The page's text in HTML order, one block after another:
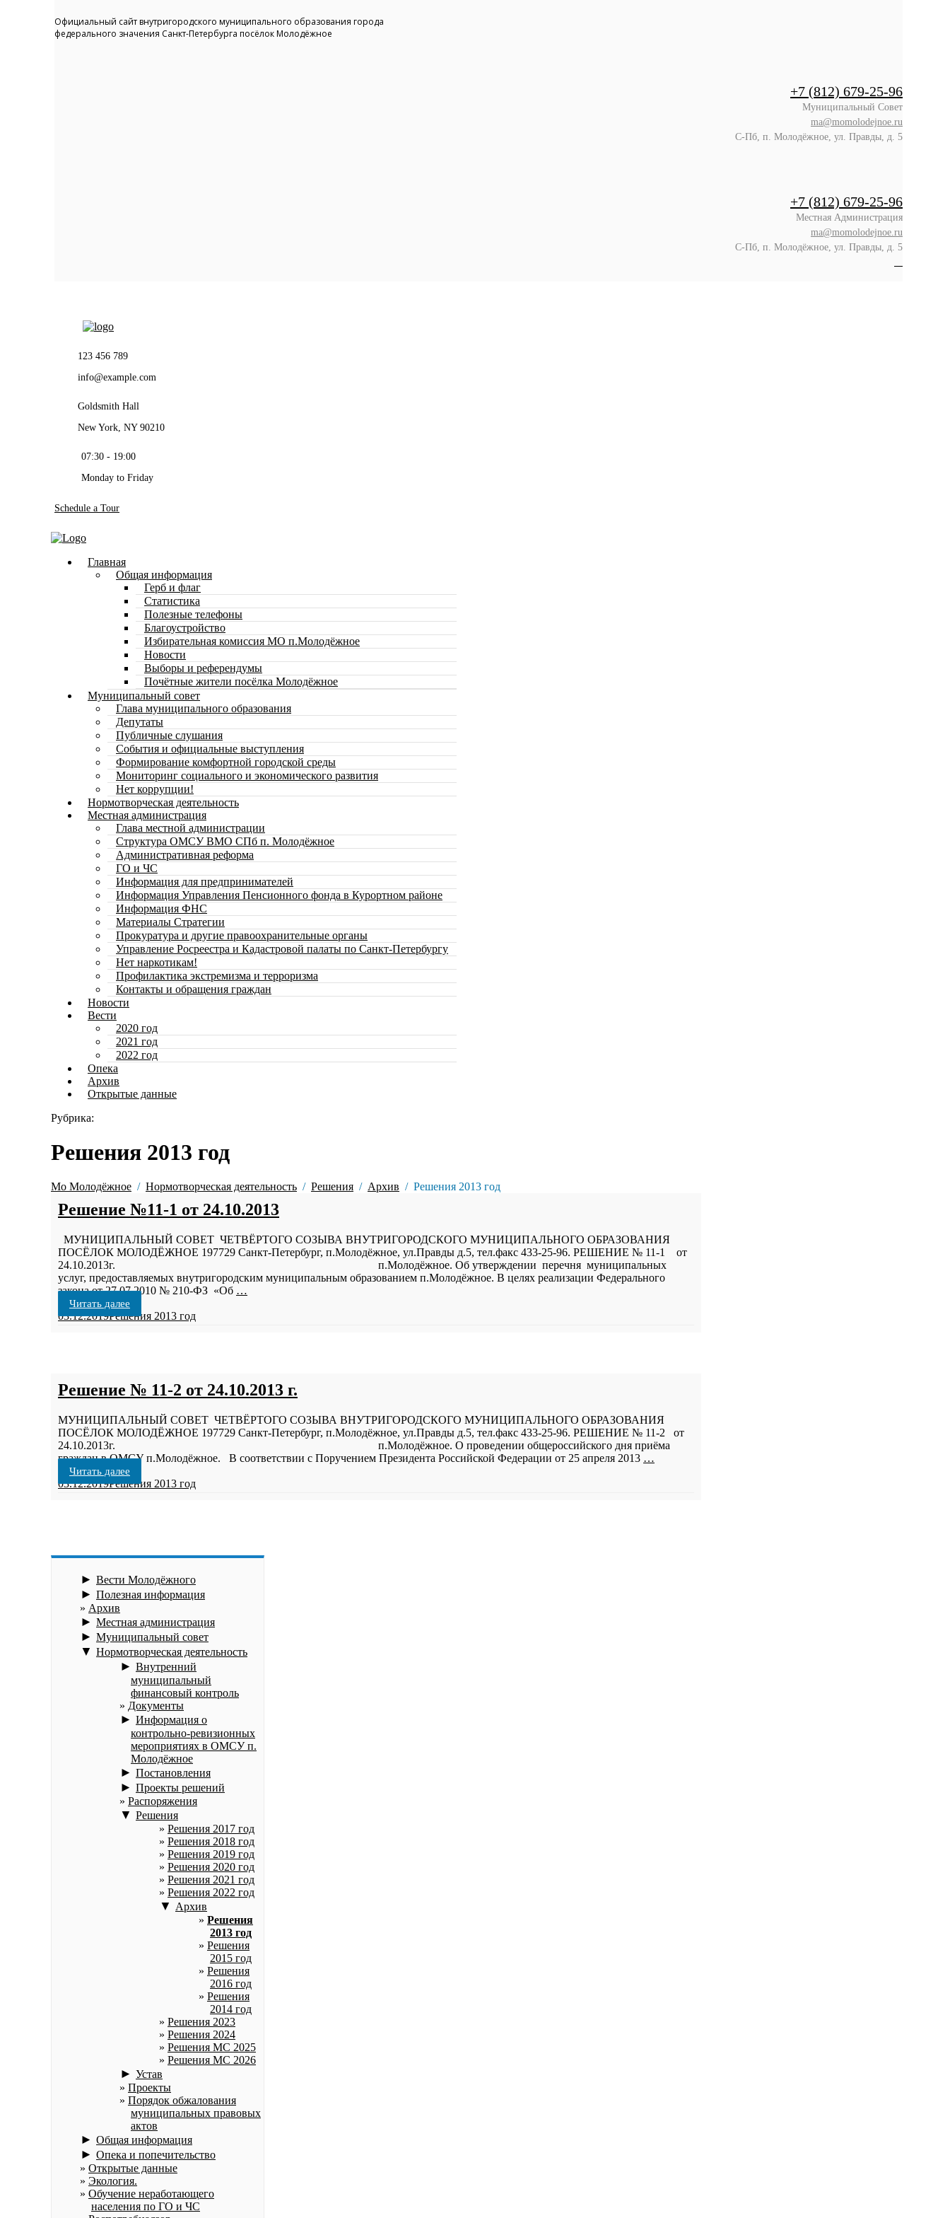
Официальный сайт внутригородского муниципального образования города
федерального значения Санкт-Петербурга посёлок Молодёжное
+7 (812) 679-25-96
Муниципальный Совет
ma@momolodejnoe.ru
С-Пб, п. Молодёжное, ул. Правды, д. 5
+7 (812) 679-25-96
Местная Администрация
ma@momolodejnoe.ru
С-Пб, п. Молодёжное, ул. Правды, д. 5
123 456 789
info@example.com
Goldsmith Hall
New York, NY 90210
07:30 - 19:00
Monday to Friday
Schedule a Tour
Главная
Общая информация
Герб и флаг
Статистика
Полезные телефоны
Благоустройство
Избирательная комиссия МО п.Молодёжное
Новости
Выборы и референдумы
Почётные жители посёлка Молодёжное
Муниципальный совет
Глава муниципального образования
Депутаты
Публичные слушания
События и официальные выступления
Формирование комфортной городской среды
Мониторинг социального и экономического развития
Нет коррупции!
Нормотворческая деятельность
Местная администрация
Глава местной администрации
Структура ОМСУ ВМО СПб п. Молодёжное
Административная реформа
ГО и ЧС
Информация для предпринимателей
Информация Управления Пенсионного фонда в Курортном районе
Информация ФНС
Материалы Стратегии
Прокуратура и другие правоохранительные органы
Управление Росреестра и Кадастровой палаты по Санкт-Петербургу
Нет наркотикам!
Профилактика экстремизма и терроризма
Контакты и обращения граждан
Новости
Вести
2020 год
2021 год
2022 год
Опека
Архив
Открытые данные
Рубрика:
Решения 2013 год
Мо Молодёжное Нормотворческая деятельность Решения Архив Решения 2013 год
Решение №11-1 от 24.10.2013
МУНИЦИПАЛЬНЫЙ СОВЕТ ЧЕТВЁРТОГО СОЗЫВА ВНУТРИГОРОДСКОГО МУНИЦИПАЛЬНОГО ОБРАЗОВАНИЯ
ПОСЁЛОК МОЛОДЁЖНОЕ 197729 Санкт-Петербург, п.Молодёжное, ул.Правды д.5, тел.факс 433-25-96. РЕШЕНИЕ № 11-1 от
24.10.2013г. п.Молодёжное. Об утверждении перечня муниципальных
услуг, предоставляемых внутригородским муниципальным образованием п.Молодёжное. В целях реализации Федерального
закона от 27.07.2010 № 210-ФЗ «Об …
Читать далее
03.12.2019Решения 2013 год
Решение № 11-2 от 24.10.2013 г.
МУНИЦИПАЛЬНЫЙ СОВЕТ ЧЕТВЁРТОГО СОЗЫВА ВНУТРИГОРОДСКОГО МУНИЦИПАЛЬНОГО ОБРАЗОВАНИЯ
ПОСЁЛОК МОЛОДЁЖНОЕ 197729 Санкт-Петербург, п.Молодёжное, ул.Правды д.5, тел.факс 433-25-96. РЕШЕНИЕ № 11-2 от
24.10.2013г. п.Молодёжное. О проведении общероссийского дня приёма
граждан в ОМСУ п.Молодёжное. В соответствии с Поручением Президента Российской Федерации от 25 апреля 2013 …
Читать далее
03.12.2019Решения 2013 год
► Вести Молодёжного
► Полезная информация
Архив
► Местная администрация
► Муниципальный совет
▼ Нормотворческая деятельность
► Внутренний
муниципальный
финансовый контроль
Документы
► Информация о
контрольно-ревизионных
мероприятиях в ОМСУ п.
Молодёжное
► Постановления
► Проекты решений
Распоряжения
▼ Решения
Решения 2017 год
Решения 2018 год
Решения 2019 год
Решения 2020 год
Решения 2021 год
Решения 2022 год
▼ Архив
Решения
2013 год
Решения
2015 год
Решения
2016 год
Решения
2014 год
Решения 2023
Решения 2024
Решения МС 2025
Решения МС 2026
► Устав
Проекты
Порядок обжалования
муниципальных правовых
актов
► Общая информация
► Опека и попечительство
Открытые данные
Экология.
Обучение неработающего
населения по ГО и ЧС